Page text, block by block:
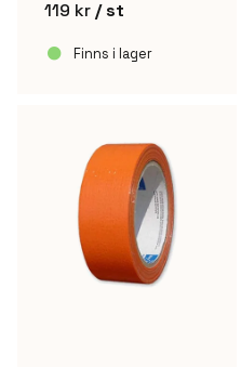
119 kr / st
Finns i lager